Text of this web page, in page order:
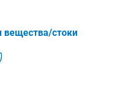
вещества/стоки